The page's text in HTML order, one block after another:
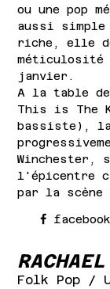
ou une pop
aussi
riche, elle
janvier.
A la table de
This is The
bassiste), la
l'épicentre
par la scène
Folk Pop /